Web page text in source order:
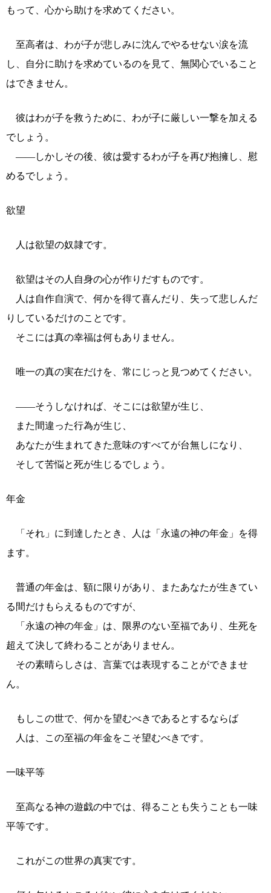
もって、心から助けを求めてください。
至高者は、わが子が悲しみに沈んでやるせない涙を流
し、自分に助けを求めているのを見て、無関心でいること
はできません。
彼はわが子を救うために、わが子に厳しい一撃を加える
でしょう。
――しかしその後、彼は愛するわが子を再び抱擁し、慰
めるでしょう。
欲望
人は欲望の奴隷です。
欲望はその人自身の心が作りだすものです。
人は自作自演で、何かを得て喜んだり、失って悲しんだ
りしているだけのことです。
そこには真の幸福は何もありません。
唯一の真の実在だけを、常にじっと見つめてください。
――そうしなければ、そこには欲望が生じ、
また間違った行為が生じ、
あなたが生まれてきた意味のすべてが台無しになり、
そして苦悩と死が生じるでしょう。
年金
「それ」に到達したとき、人は「永遠の神の年金」を得
ます。
普通の年金は、額に限りがあり、またあなたが生きてい
る間だけもらえるものですが、
「永遠の神の年金」は、限界のない至福であり、生死を
超えて決して終わることがありません。
その素晴らしさは、言葉では表現することができませ
ん。
もしこの世で、何かを望むべきであるとするならば
人は、この至福の年金をこそ望むべきです。
一味平等
至高なる神の遊戯の中では、得ることも失うことも一味
平等です。
これがこの世界の真実です。